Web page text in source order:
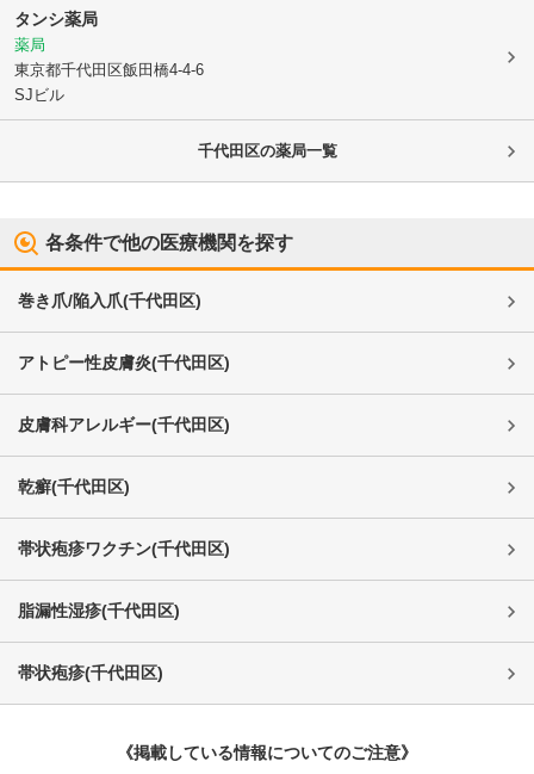
タンシ薬局
薬局
東京都千代田区飯田橋4-4-6
SJビル
千代田区の薬局一覧
各条件で他の医療機関を探す
巻き爪/陥入爪(千代田区)
アトピー性皮膚炎(千代田区)
皮膚科アレルギー(千代田区)
乾癬(千代田区)
帯状疱疹ワクチン(千代田区)
脂漏性湿疹(千代田区)
帯状疱疹(千代田区)
《掲載している情報についてのご注意》